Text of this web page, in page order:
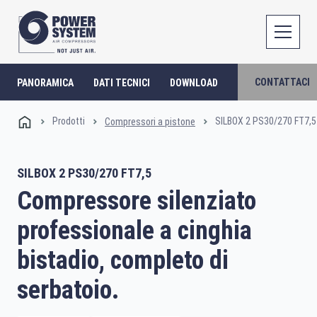
PANORAMICA DATI TECNICI DOWNLOAD CONTATTACI
Prodotti Compressori a pistone SILBOX 2 PS30/270 FT7,5
SILBOX 2 PS30/270 FT7,5
Compressore silenziato
professionale a cinghia
bistadio, completo di
serbatoio.